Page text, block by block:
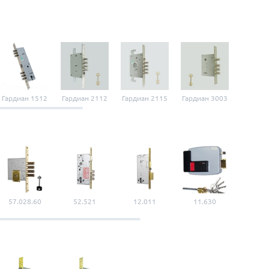
Гардиан 1512 Гардиан 2112 Гардиан 2115 Гардиан 3003
57.028.60 52.521 12.011 11.630